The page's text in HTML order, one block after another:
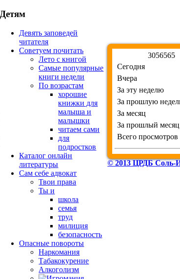
Детям
Девять заповедей
читателя
Советуем почитать
Лето с книгой
Самые популярные
книги недели
По возрастам
хорошие
книжки для
малыша и
малышки
читаем сами
для
подростков
Каталог онлайн
литературы
Сам себе адвокат
Твои права
Ты и
школа
семья
труд
милиция
безопасность
Опасные повороты
Наркомания
Табакокурение
Алкоголизм
3056565
Сегодня
Вчера
За эту неделю
За прошлую
За месяц
За прошлый месяц
Всего просмотров
© 2013 ЦРДБ Соль-